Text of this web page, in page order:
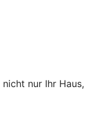
nur Ihr Haus,